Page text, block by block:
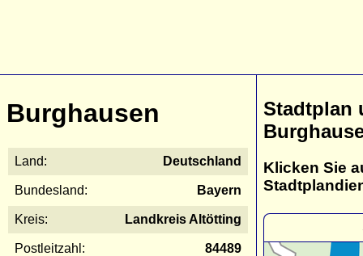
Burghausen
Land: Deutschland
Bundesland: Bayern
Kreis: Landkreis Altötting
Postleitzahl: 84489
Stadtplan
Klicken Sie